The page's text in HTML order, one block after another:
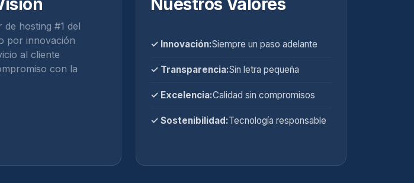
hosting #1 del
por innovación
al cliente
con la
Nuestros Valores
✓ Innovación:Siempre un paso adelante
✓ Transparencia:Sin letra pequeña
✓ Excelencia:Calidad sin compromisos
✓ Sostenibilidad:Tecnología responsable